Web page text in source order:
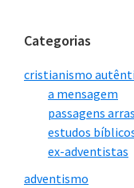
Categorias
cristianismo
a mensagem
passagens
estudos
ex-adventistas
adventismo